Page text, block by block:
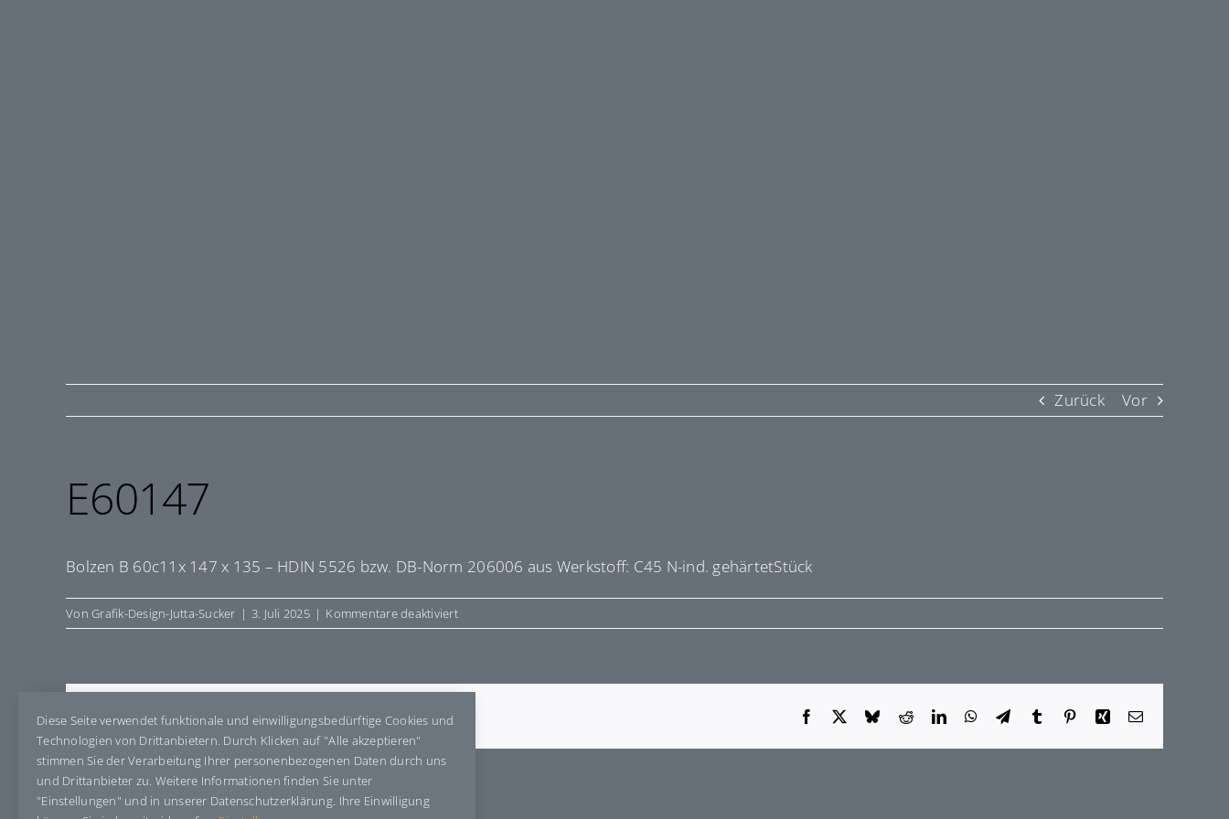
Zurück Vor
E60147
Bolzen B 60c11x 147 x 135 – HDIN 5526 bzw. DB-Norm 206006 aus Werkstoff: C45 N-ind. gehärtetStück
VonGrafik-Design-Jutta-Sucker | 3. Juli 2025 | Kommentare deaktiviertfür
E60147
Share This Story, Choose Your Platform! Facebook BlueskyRedditLinkedInWhatsApp
TelegramTumblr PinterestXing E-
Diese Seite verwendet funktionale und einwilligungsbedürftige Cookies und
Technologien von Drittanbietern. Durch Klicken auf "Alle akzeptieren"
stimmen Sie der Verarbeitung Ihrer personenbezogenen Daten durch uns
und Drittanbieter zu. Weitere Informationen finden Sie unter
"Einstellungen" und in unserer Datenschutzerklärung. Ihre Einwilligung